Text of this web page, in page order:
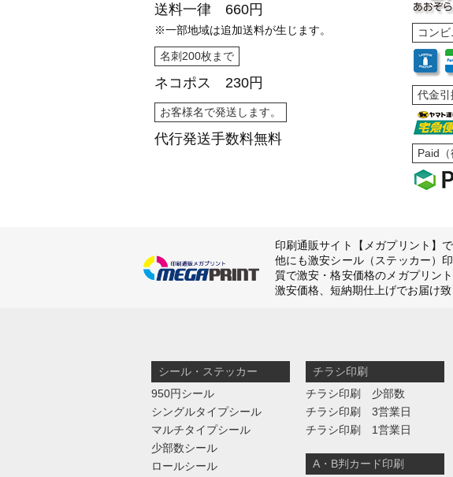
送料一律 660円
※一部地域は追加送料が生じます。
名刺200枚まで
ネコポス 230円
お客様名で発送します。
代行発送手数料無料
コン
代金引
Paid（
印刷通販サイト【メガプリント】
他にも激安シール（ステッカー）
質で激安・格安価格のメガプリン
激安価格、短納期仕上げでお届け
シール・ステッカー
950円シール
シングルタイプシール
マルチタイプシール
少部数シール
ロールシール
チラシ印刷
チラシ印刷 少部数
チラシ印刷 3営業日
チラシ印刷 1営業日
A・B判カード印刷